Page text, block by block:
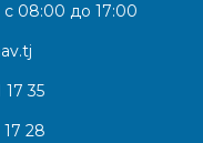
08:00 до 17:00
35
28